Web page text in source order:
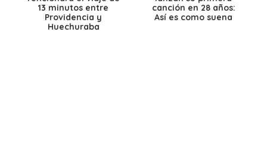
13 minutos entre
Providencia y
Huechuraba
canción en 28 años:
Así es como suena